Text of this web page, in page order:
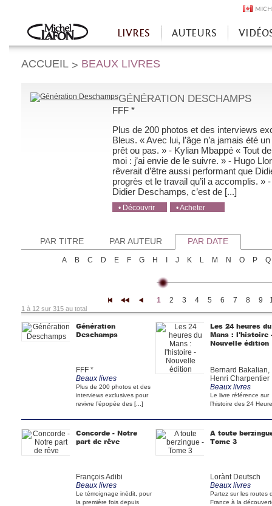
Accueil
LIVRES AUTEURS
ACCUEIL > BEAUX LIVRES
GÉNÉRATION DESCHAMPS
FFF *
Plus de 200 photos et des interviews
Bleus. « Avec lui, l’âge n’a jamais été
prêt ou pas. » - Kylian Mbappé « Tout
moi : j’ai envie de le suivre. » - Hugo
rêverait d’être aussi performant que
progrès et le travail qu’il a accomplis. »
Didier Deschamps, c’est de [...]
• Découvrir
• Acheter
PAR TITRE PAR AUTEUR PAR DATE
A B C D E F G H J K L M N O P Q
1 2 3 4 5 6 7 8 9
1 à 12 sur 315 au total
Génération
Deschamps
FFF *
Beaux livres
Plus de 200 photos et des
interviews exclusives pour
revivre l’épopée des [...]
Les 24 heures du
Mans : l'histoire
Nouvelle édition
Bernard Bakalian,
Henri Charpentier
Beaux livres
Le livre référence sur
l’histoire des 24
Concorde - Notre
part de rêve
François Adibi
Beaux livres
Le témoignage inédit, pour
la première fois depuis
A toute
Tome 3
Lorànt Deutsch
Beaux livres
Partez sur les routes
France à la